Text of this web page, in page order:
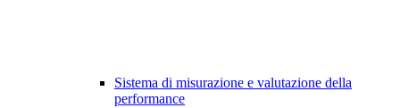
Sistema di misurazione e valutazione della
performance